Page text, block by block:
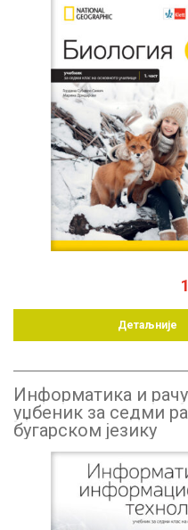
Детаљније
Информатика и
уџбеник за седми
бугарском језику